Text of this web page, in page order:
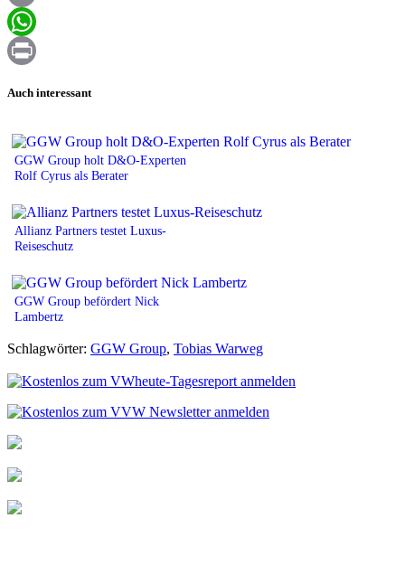
Email
WhatsApp
Auch interessant
GGW Group holt D&O-Experten
Rolf Cyrus als Berater
Allianz Partners testet Luxus-
Reiseschutz
GGW Group befördert Nick
Lambertz
Schlagwörter: GGW Group, Tobias Warweg